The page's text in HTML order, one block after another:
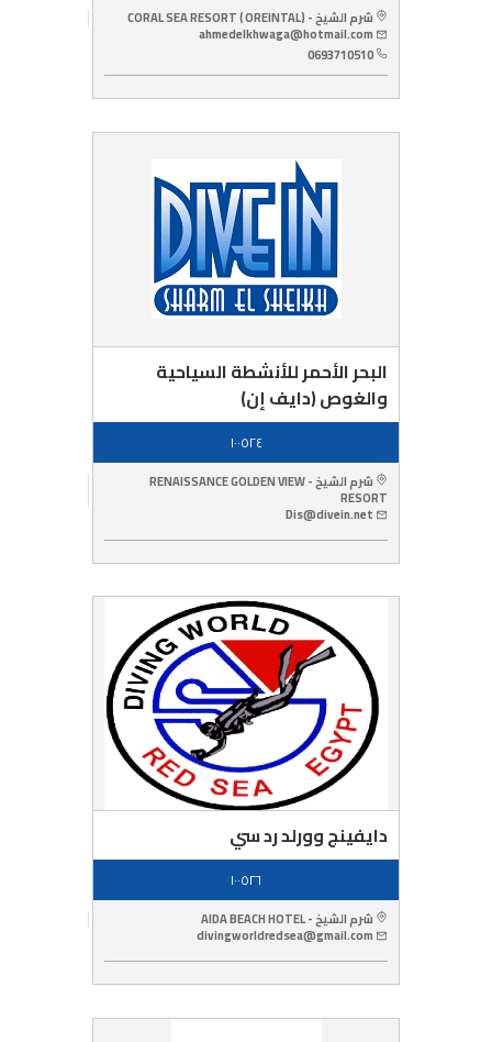
شرم الشيخ - CORAL SEA RESORT ( OREINTAL)
ahmedelkhwaga@hotmail.com
0693710510
البحر الأحمر للأنشطة السياحية
والغوص (دايف إن)
١٠٠٥٢٤
شرم الشيخ - RENAISSANCE GOLDEN VIEW
RESORT
Dis@divein.net
دايفينج وورلد رد سي
١٠٠٥٢٦
شرم الشيخ - AIDA BEACH HOTEL
divingworldredsea@gmail.com